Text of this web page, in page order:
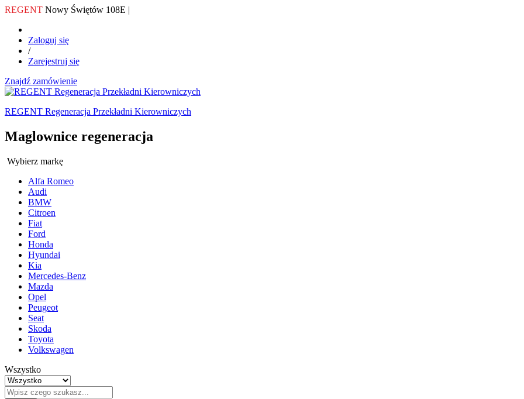
REGENT Nowy Świętów 108E |
Zaloguj się
/
Zarejestruj się
Znajdź zamówienie
REGENT Regeneracja Przekładni Kierowniczych
Maglownice regeneracja
Wybierz markę
Alfa Romeo
Audi
BMW
Citroen
Fiat
Ford
Honda
Hyundai
Kia
Mercedes-Benz
Mazda
Opel
Peugeot
Seat
Skoda
Toyota
Volkswagen
Wszystko